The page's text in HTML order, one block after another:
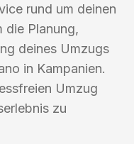
rund um deinen
die Planung,
deines Umzugs
in Kampanien.
Umzug
zu